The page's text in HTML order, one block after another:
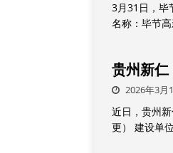
3月31日，毕
名称：毕节
贵州新仁
2026年3月
近日，贵州
更） 建设单